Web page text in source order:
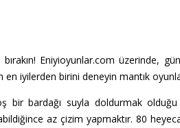
Eniyioyunlar.com üzerinde,
iyilerden birini deneyin mantık
bir bardağı suyla doldurmak
az çizim yapmaktır. 80